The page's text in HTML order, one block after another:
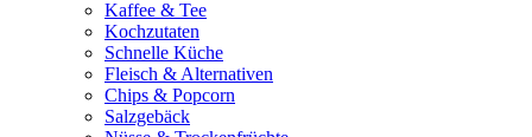
Kaffee & Tee
Kochzutaten
Schnelle Küche
Fleisch & Alternativen
Chips & Popcorn
Salzgebäck